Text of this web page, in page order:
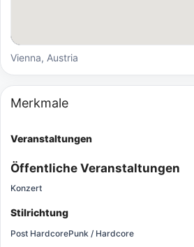
Vienna, Austria
Merkmale
Veranstaltungen
Öffentliche Veranstaltungen
Konzert
Stilrichtung
Post HardcorePunk / Hardcore